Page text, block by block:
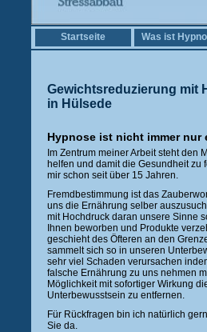
Startseite Was ist
Gewichtsreduzierung mit
in Hülsede
Hypnose ist nicht immer nur
Im Zentrum meiner Arbeit steht den
helfen und damit die Gesundheit
mir schon seit über 15 Jahren.
Fremdbestimmung ist das
uns die Ernährung selber
mit Hochdruck daran unsere Sinne
Ihnen beworben und Produkte
geschieht des Öfteren an den
sammelt sich so in unseren
sehr viel Schaden verursachen
falsche Ernährung zu uns nehmen
Möglichkeit mit sofortiger Wirkung
Unterbewusstsein zu entfernen.
Für Rückfragen bin ich natürlich
Sie da.